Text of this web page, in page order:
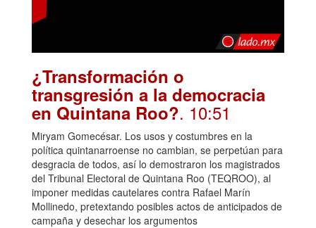
¿Transformación o
transgresión a la democracia
en Quintana Roo?. 10:51
Miryam Gomecésar. Los usos y costumbres en la
política quintanarroense no cambian, se perpetúan para
desgracia de todos, así lo demostraron los magistrados
del Tribunal Electoral de Quintana Roo (TEQROO), al
imponer medidas cautelares contra Rafael Marín
Mollinedo, pretextando posibles actos de anticipados de
campaña y desechar los argumentos